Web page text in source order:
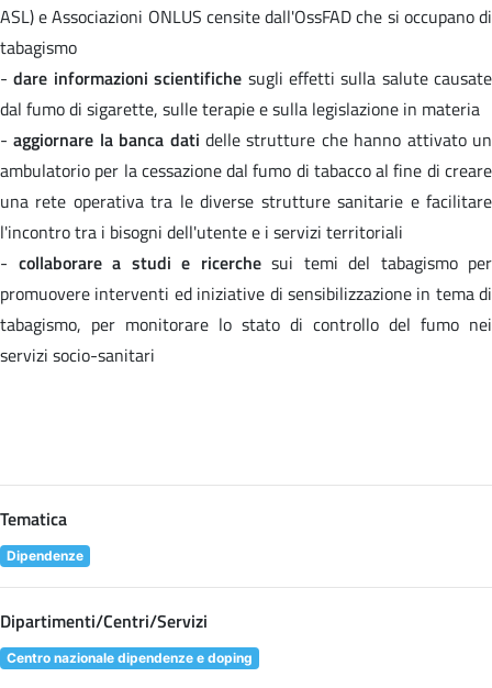
ASL) e Associazioni ONLUS censite dall'OssFAD che si occupano di
tabagismo
-dare informazioni scientifiche sugli effetti sulla salute causate
dal fumo di sigarette, sulle terapie e sulla legislazione in materia
-aggiornare la banca dati delle strutture che hanno attivato un
ambulatorio per la cessazione dal fumo di tabacco al fine di creare
una rete operativa tra le diverse strutture sanitarie e facilitare
l'incontro tra i bisogni dell'utente e i servizi territoriali
- collaborare a studi e ricerchesui temi del tabagismo per
promuovere interventi ed iniziative di sensibilizzazione in tema di
tabagismo, per monitorare lo stato di controllo del fumo nei
servizi socio-sanitari
Tematica
Dipendenze
Dipartimenti/Centri/Servizi
Centro nazionale dipendenze e doping